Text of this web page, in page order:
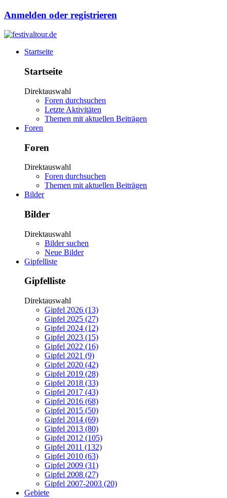
Anmelden oder registrieren
Startseite
Startseite
Direktauswahl
Foren durchsuchen
Letzte Aktivitäten
Themen mit aktuellen Beiträgen
Foren
Foren
Direktauswahl
Foren durchsuchen
Themen mit aktuellen Beiträgen
Bilder
Bilder
Direktauswahl
Bilder suchen
Neue Bilder
Gipfelliste
Gipfelliste
Direktauswahl
Gipfel 2026 (13)
Gipfel 2025 (27)
Gipfel 2024 (12)
Gipfel 2023 (15)
Gipfel 2022 (16)
Gipfel 2021 (9)
Gipfel 2020 (42)
Gipfel 2019 (28)
Gipfel 2018 (33)
Gipfel 2017 (43)
Gipfel 2016 (68)
Gipfel 2015 (50)
Gipfel 2014 (69)
Gipfel 2013 (80)
Gipfel 2012 (105)
Gipfel 2011 (132)
Gipfel 2010 (63)
Gipfel 2009 (31)
Gipfel 2008 (27)
Gipfel 2007-2003 (20)
Gebiete